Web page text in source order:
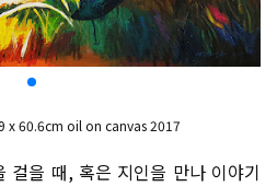
x 60.6cm oil on canvas 2017
걸을 때, 혹은 지인을 만나 이야기